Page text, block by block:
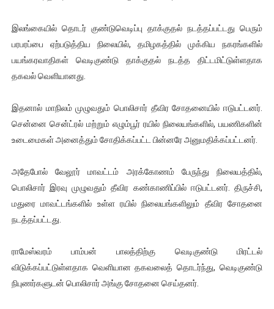
இளையராஜா – கமல் அவசர சந்திப்பு (படங்கள், விடியோ)
ஜனாதிபதி ஐக்கிய நாடுகளின் பொதுச் சபை கூட்டத்தில் இன்று
வலிமை தான் அஜித் திரைப்பயணத்திலே அதிக காலெக்ஷன் செய்த
இலங்கையில் தொடர் குண்டுவெடிப்பு தாக்குதல் நடத்தப்பட்டது பெரும்
பரபரப்பை ஏற்படுத்திய நிலையில், தமிழகத்தில் முக்கிய நகரங்களில்
பயங்கரவாதிகள் வெடிகுண்டு தாக்குதல் நடத்த திட்டமிட்டுள்ளதாக
தகவல் வெளியானது.
இதனால் மாநிலம் முழுவதும் பொலிசார் தீவிர சோதனையில் ஈடுபட்டனர்.
சென்னை சென்ட்ரல் மற்றும் எழும்பூர் ரயில் நிலையங்களில், பயணிகளின்
உடைமைகள் அனைத்தும் சோதிக்கப்பட்ட பின்னரே அனுமதிக்கப்பட்டனர்.
அதேபோல் வேலூர் மாவட்டம் அரக்கோணம் பேருந்து நிலையத்தில்,
பொலிசார் இரவு முழுவதும் தீவிர கண்காணிப்பில் ஈடுபட்டனர். திருச்சி,
மதுரை மாவட்டங்களில் உள்ள ரயில் நிலையங்களிலும் தீவிர சோதனை
நடத்தப்பட்டது.
ராமேஸ்வரம் பாம்பன் பாலத்திற்கு வெடிகுண்டு மிரட்டல்
விடுக்கப்பட்டுள்ளதாக வெளியான தகவலைத் தொடர்ந்து, வெடிகுண்டு
நிபுணர்களுடன் பொலிசார் அங்கு சோதனை செய்தனர்.